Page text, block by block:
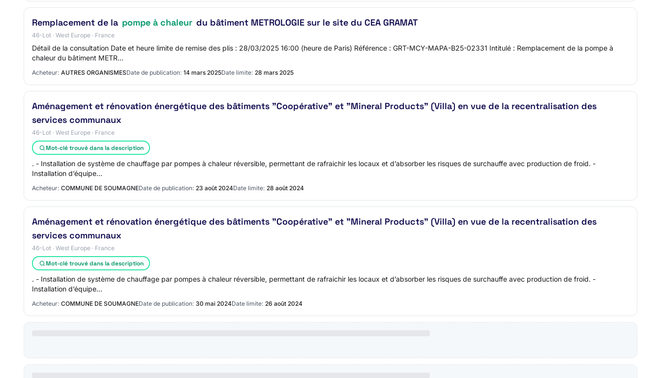
Remplacement de la pompe à chaleur du bâtiment METROLOGIE sur le site du CEA GRAMAT
46-Lot · West Europe · France
Détail de la consultation Date et heure limite de remise des plis : 28/03/2025 16:00 (heure de Paris) Référence : GRT-MCY-MAPA-B25-02331 Intitulé : Remplacement de la pompe à
chaleur du bâtiment METR…
Acheteur: AUTRES ORGANISMESDate de publication: 14 mars 2025Date limite: 28 mars 2025
Aménagement et rénovation énergétique des bâtiments "Coopérative" et "Mineral Products" (Villa) en vue de la recentralisation des
services communaux
46-Lot · West Europe · France
Mot-clé trouvé dans la description
. - Installation de système de chauffage par pompes à chaleur réversible, permettant de rafraichir les locaux et d’absorber les risques de surchauffe avec production de froid. -
Installation d’équipe…
Acheteur: COMMUNE DE SOUMAGNEDate de publication: 23 août 2024Date limite: 28 août 2024
Aménagement et rénovation énergétique des bâtiments "Coopérative" et "Mineral Products" (Villa) en vue de la recentralisation des
services communaux
46-Lot · West Europe · France
Mot-clé trouvé dans la description
. - Installation de système de chauffage par pompes à chaleur réversible, permettant de rafraichir les locaux et d’absorber les risques de surchauffe avec production de froid. -
Installation d’équipe…
Acheteur: COMMUNE DE SOUMAGNEDate de publication: 30 mai 2024Date limite: 26 août 2024